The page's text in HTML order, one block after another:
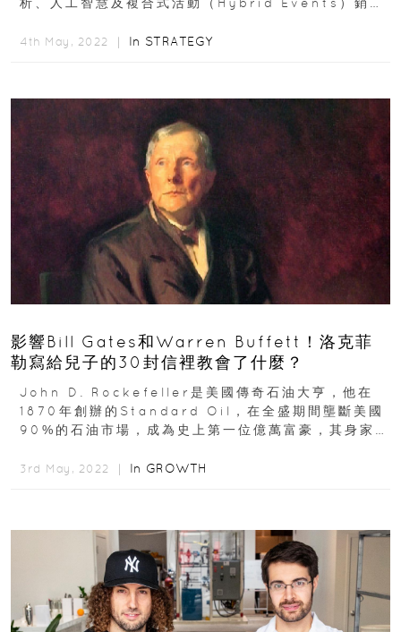
4th May, 2022 ｜ In STRATEGY
影響Bill Gates和Warren Buffett！洛克菲
勒寫給兒子的30封信裡教會了什麼？
John D. Rockefeller是美國傳奇石油大亨，他在
1870年創辦的Standard Oil，在全盛期間壟斷美國
90%的石油市場，成為史上第一位億萬富豪，其身家在
3rd May, 2022 ｜ In GROWTH